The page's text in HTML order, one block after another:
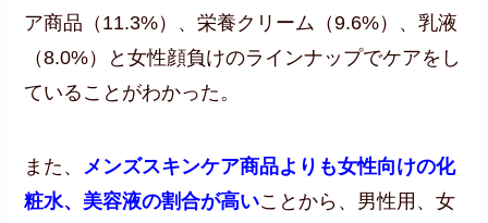
ア商品（11.3%）、栄養クリーム（9.6%）、乳液
（8.0%）と女性顔負けのラインナップでケアをし
ていることがわかった。
また、
メンズスキンケア商品よりも女性向けの化
粧水、美容液の割合が高いことから、男性用、女